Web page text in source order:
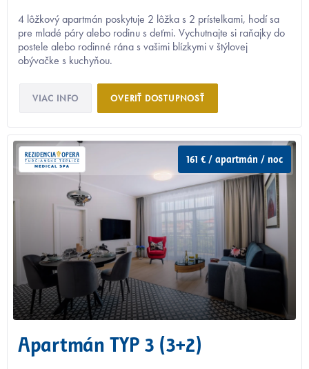
4 lôžkový apartmán poskytuje 2 lôžka s 2 prístelkami, hodí sa
pre mladé páry alebo rodinu s deťmi. Vychutnajte si raňajky do
postele alebo rodinné rána s vašimi blízkymi v štýlovej
obývačke s kuchyňou.
VIAC INFO OVERIŤ DOSTUPNOSŤ
161 € / apartmán / noc
Apartmán TYP 3 (3+2)